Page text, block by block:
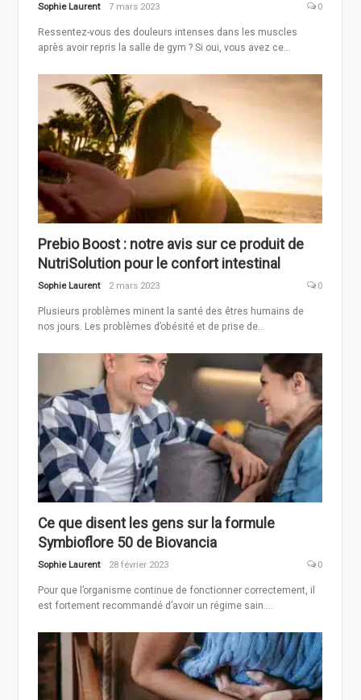
Sophie Laurent 7 mars 2023 0
Ressentez-vous des douleurs intenses dans les muscles
après avoir repris la salle de gym ? Si oui, vous avez ce...
Prebio Boost : notre avis sur ce produit de
NutriSolution pour le confort intestinal
Sophie Laurent 2 mars 2023 0
Plusieurs problèmes minent la santé des êtres humains de
nos jours. Les problèmes d’obésité et de prise de...
Ce que disent les gens sur la formule
Symbioflore 50 de Biovancia
Sophie Laurent 28 février 2023 0
Pour que l’organisme continue de fonctionner correctement, il
est fortement recommandé d’avoir un régime sain....